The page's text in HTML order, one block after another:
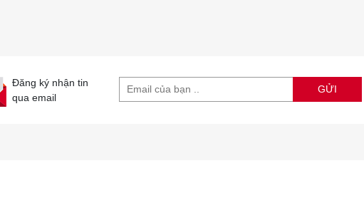
Đăng ký nhận tin
qua email
GỬI